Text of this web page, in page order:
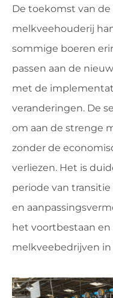
De toekomst van de
melkveehouderij
sommige boeren
passen aan de
met de
veranderingen. De
om aan de strenge
zonder de
verliezen. Het is
periode van
en
het voortbestaan en
melkveebedrijven in